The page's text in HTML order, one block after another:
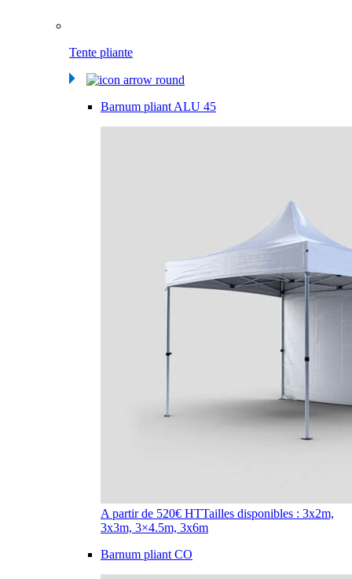
Tente pliante
Barnum pliant ALU 45
A partir de 520€ HTTailles disponibles : 3x2m,
3x3m, 3×4.5m, 3x6m
Barnum pliant CO